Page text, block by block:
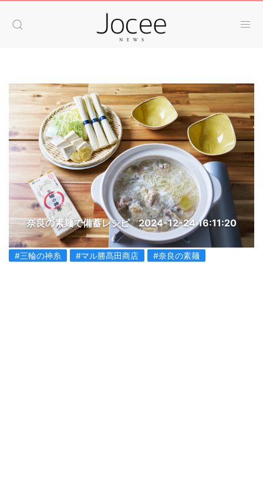
奈良の素麺で備蓄レシピ 2024-12-24 16:11:20
#三輪の神糸 #マル勝髙田商店 #奈良の素麺